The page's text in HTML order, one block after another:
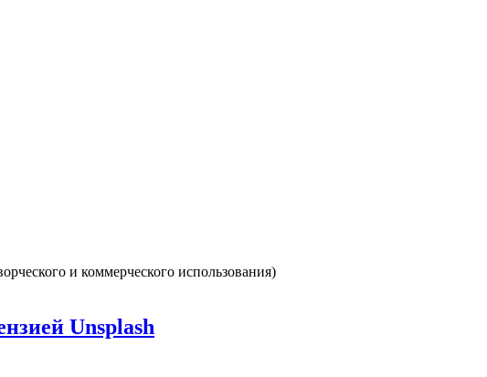
Unsplash